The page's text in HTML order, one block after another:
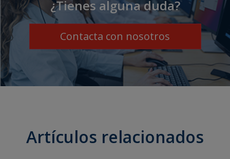
¿Tienes alguna duda?
Contacta con nosotros
Artículos relacionados